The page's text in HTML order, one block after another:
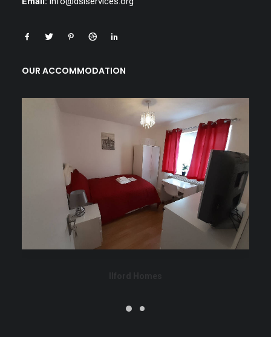
OUR ACCOMMODATION